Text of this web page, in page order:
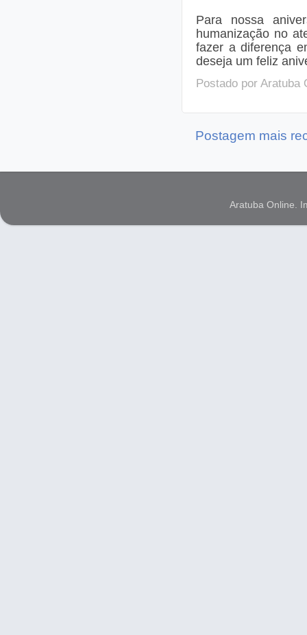
Para nossa
humanização no
fazer a diferença
deseja um feliz
Postado por Aratuba
Postagem mais
Aratuba Online.